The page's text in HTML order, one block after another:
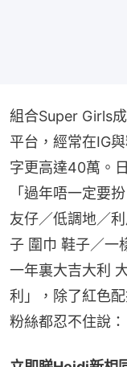
組合Super Girls
平台，經常在IG
字更高達40萬。
「過年唔一定要
友仔／低調地／
子 圍巾 鞋子／一
一年裏大吉大利
利」，除了紅色
粉絲都忍不住說：